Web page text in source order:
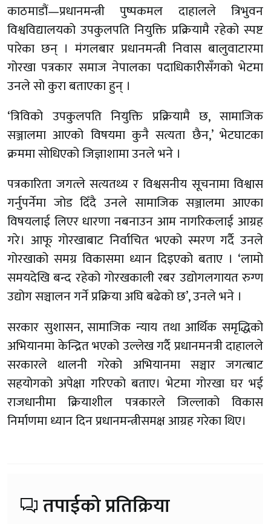
काठमाडौं—प्रधानमन्त्री पुष्पकमल दाहालले त्रिभुवन
विश्वविद्यालयको उपकुलपति नियुक्ति प्रक्रियामै रहेको स्पष्ट
पारेका छन् । मंगलबार प्रधानमन्त्री निवास बालुवाटारमा
गोरखा पत्रकार समाज नेपालका पदाधिकारीसँगको भेटमा
उनले सो कुरा बताएका हुन् ।
‘त्रिविको उपकुलपति नियुक्ति प्रक्रियामै छ, सामाजिक
सञ्जालमा आएको विषयमा कुनै सत्यता छैन,’ भेटघाटका
क्रममा सोधिएको जिज्ञाशामा उनले भने ।
पत्रकारिता जगत्ले सत्यतथ्य र विश्वसनीय सूचनामा विश्वास
गर्नुपर्नेमा जोड दिँदै उनले सामाजिक सञ्जालमा आएका
विषयलाई लिएर धारणा नबनाउन आम नागरिकलाई आग्रह
गरे। आफू गोरखाबाट निर्वाचित भएको स्मरण गर्दै उनले
गोरखाको समग्र विकासमा ध्यान दिइएको बताए । ‘लामो
समयदेखि बन्द रहेको गोरखकाली रबर उद्योगलगायत रुग्ण
उद्योग सञ्चालन गर्ने प्रक्रिया अघि बढेको छ’, उनले भने ।
सरकार सुशासन, सामाजिक न्याय तथा आर्थिक समृद्धिको
अभियानमा केन्द्रित भएको उल्लेख गर्दै प्रधानमनत्री दाहालले
सरकारले थालनी गरेको अभियानमा सञ्चार जगत्बाट
सहयोगको अपेक्षा गरिएको बताए। भेटमा गोरखा घर भई
राजधानीमा क्रियाशील पत्रकारले जिल्लाको विकास
निर्माणमा ध्यान दिन प्रधानमन्त्रीसमक्ष आग्रह गरेका थिए।
तपाईको प्रतिक्रिया